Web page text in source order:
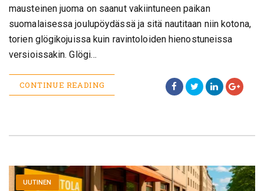
mausteinen juoma on saanut vakiintuneen paikan
suomalaisessa joulupöydässä ja sitä nautitaan niin kotona,
torien glögikojuissa kuin ravintoloiden hienostuneissa
versioissakin. Glögi…
CONTINUE READING
UUTINEN